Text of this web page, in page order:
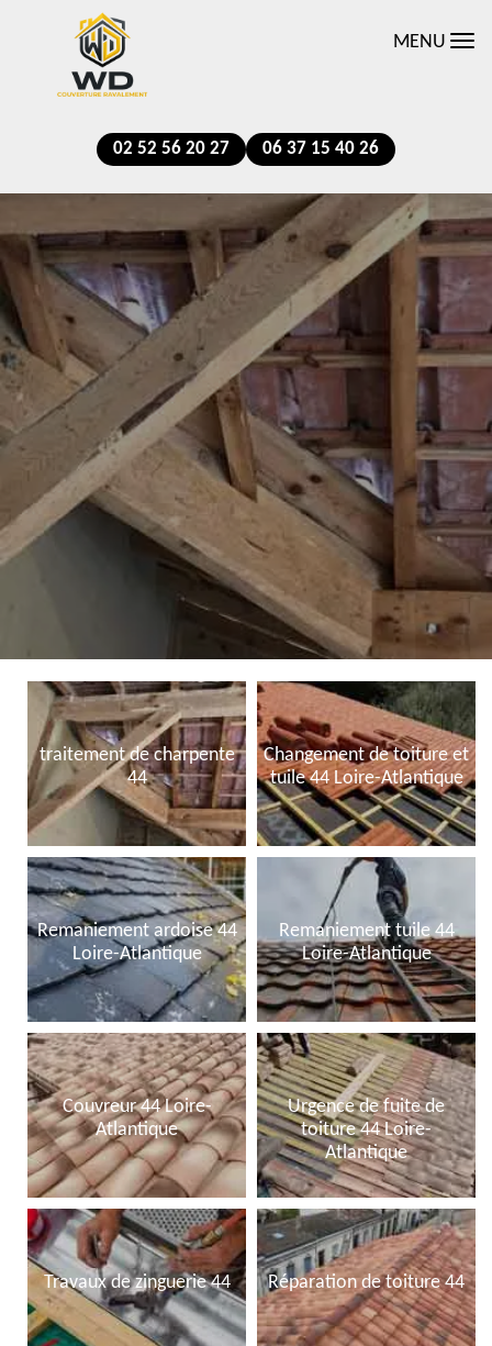
MENU
02 52 56 20 27 06 37 15 40 26
traitement de charpente
44
Changement de toiture et
tuile 44 Loire-Atlantique
Remaniement ardoise 44
Loire-Atlantique
Remaniement tuile 44
Loire-Atlantique
Couvreur 44 Loire-
Atlantique
Urgence de fuite de
toiture 44 Loire-
Atlantique
Travaux de zinguerie 44 Réparation de toiture 44